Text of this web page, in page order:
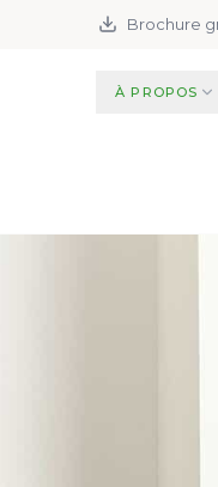
Brochure
À PROPOS